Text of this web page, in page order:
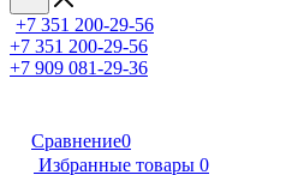
+7 351 200-29-56
+7 351 200-29-56
+7 909 081-29-36
Сравнение0
Избранные товары 0